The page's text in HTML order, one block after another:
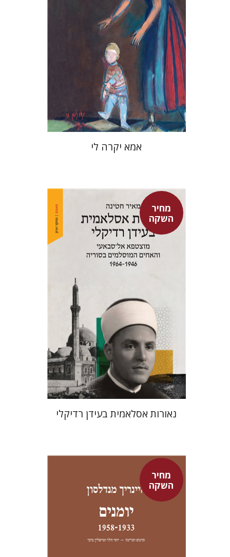
מחיר השקה
$53
$37
אמא יקרה לי
מחיר
השקה
מאיר חטינה
מחיר השקה
$24
נאורות אסלאמית בעידן רדיקלי
מחיר
השקההיינריך מנדלסון
יוסי הלר
מישלין ביבי